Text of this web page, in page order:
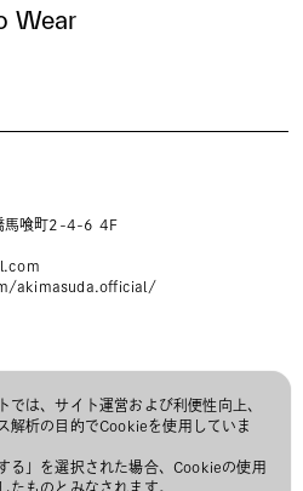
Wear
馬喰町2-4-6 4F
akimasuda.official/
4-3 3F
5428-0929
では、サイト運営および利便性向上、
解析の目的でCookieを使用していま
る」を選択された場合、Cookieの使用
たものとみなされます。